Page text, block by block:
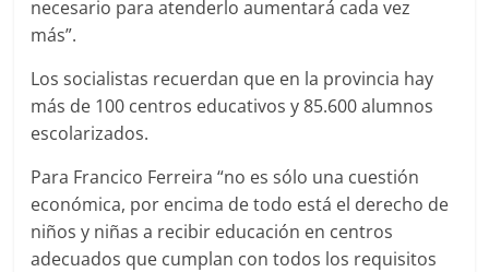
necesario para atenderlo aumentará cada vez
más”.
Los socialistas recuerdan que en la provincia hay
más de 100 centros educativos y 85.600 alumnos
escolarizados.
Para Francico Ferreira “no es sólo una cuestión
económica, por encima de todo está el derecho de
niños y niñas a recibir educación en centros
adecuados que cumplan con todos los requisitos